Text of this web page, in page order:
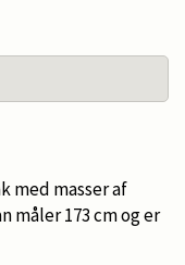
med masser af
måler 173 cm og er